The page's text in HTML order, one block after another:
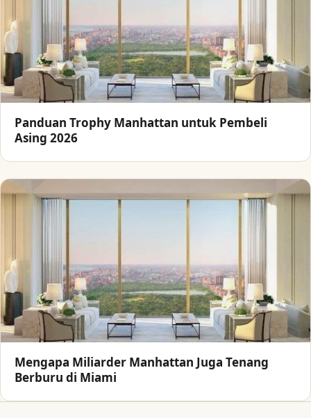
Panduan Trophy Manhattan untuk Pembeli
Asing 2026
Mengapa Miliarder Manhattan Juga Tenang
Berburu di Miami